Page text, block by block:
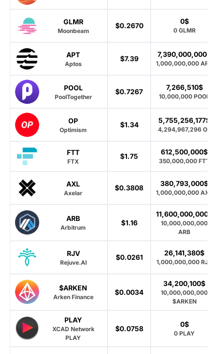
GLMR
Moonbeam
$0.2670
0$
0 GLMR
APT
Aptos
$7.39
7,390,000,000$
1,000,000,000 APT
POOL
PoolTogether
$0.7267
7,266,510$
10,000,000 POOL
OP
Optimism
$1.34
5,755,256,177$
4,294,967,296 OP
FTT
FTX
$1.75
612,500,000$
350,000,000 FTT
AXL
Axelar
$0.3808
380,793,000$
1,000,000,000 AXL
ARB
Arbitrum
$1.16
11,600,000,000$
10,000,000,000
ARB
RJV
Rejuve.AI
$0.0261
26,141,380$
1,000,000,000 RJV
$ARKEN
Arken Finance
$0.0034
34,200,100$
10,000,000,000
$ARKEN
PLAY
XCAD Network
PLAY
$0.0758
0$
0 PLAY